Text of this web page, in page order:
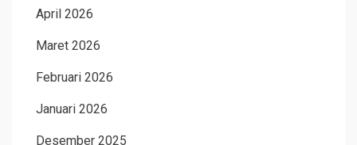
April 2026
Maret 2026
Februari 2026
Januari 2026
Desember 2025